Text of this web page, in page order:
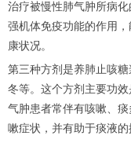
治疗被慢性肺气肿所病
强机体免疫功能的作用
康状况。
第三种方剂是养肺止咳
冬等。这个方剂主要功
气肿患者常伴有咳嗽、
嗽症状，并有助于痰液的